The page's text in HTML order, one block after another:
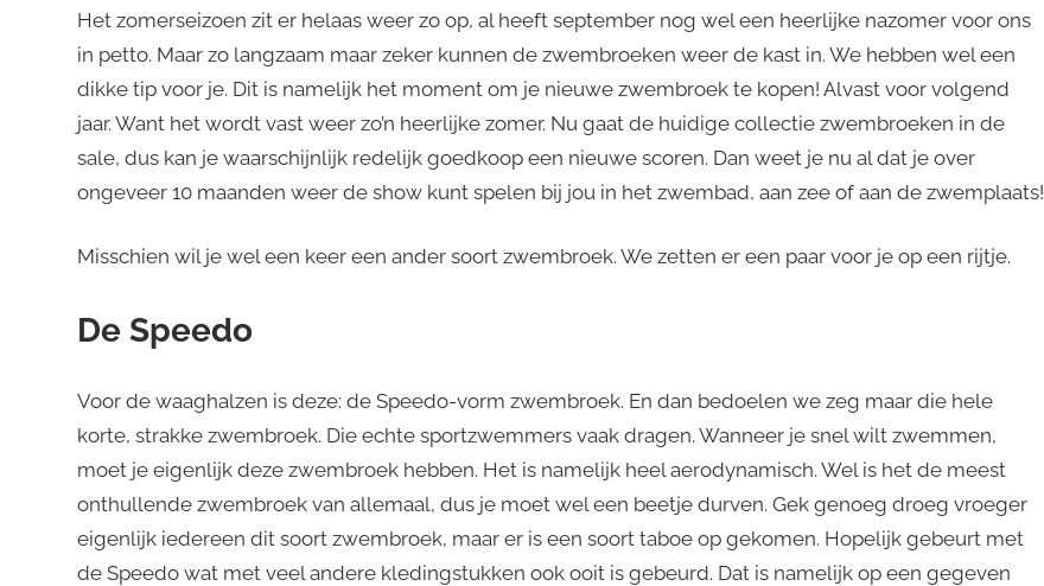
Het zomerseizoen zit er helaas weer zo op, al heeft september nog wel een heerlijke nazomer voor ons
in petto. Maar zo langzaam maar zeker kunnen de zwembroeken weer de kast in. We hebben wel een
dikke tip voor je. Dit is namelijk het moment om je nieuwe zwembroek te kopen! Alvast voor volgend
jaar. Want het wordt vast weer zo’n heerlijke zomer. Nu gaat de huidige collectie zwembroeken in de
sale, dus kan je waarschijnlijk redelijk goedkoop een nieuwe scoren. Dan weet je nu al dat je over
ongeveer 10 maanden weer de show kunt spelen bij jou in het zwembad, aan zee of aan de zwemplaats!
Misschien wil je wel een keer een ander soort zwembroek. We zetten er een paar voor je op een rijtje.
De Speedo
Voor de waaghalzen is deze: de Speedo-vorm zwembroek. En dan bedoelen we zeg maar die hele
korte, strakke zwembroek. Die echte sportzwemmers vaak dragen. Wanneer je snel wilt zwemmen,
moet je eigenlijk deze zwembroek hebben. Het is namelijk heel aerodynamisch. Wel is het de meest
onthullende zwembroek van allemaal, dus je moet wel een beetje durven. Gek genoeg droeg vroeger
eigenlijk iedereen dit soort zwembroek, maar er is een soort taboe op gekomen. Hopelijk gebeurt met
de Speedo wat met veel andere kledingstukken ook ooit is gebeurd. Dat is namelijk op een gegeven